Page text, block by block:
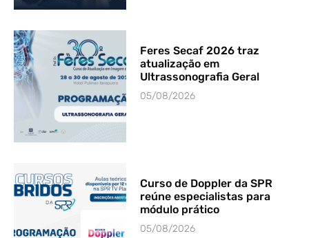
Feres Secaf 2026 traz
atualização em
Ultrassonografia Geral
05/08/2026
Curso de Doppler da SPR
reúne especialistas para
módulo prático
05/08/2026